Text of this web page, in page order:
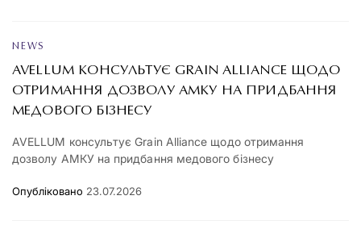
NEWS
AVELLUM КОНСУЛЬТУЄ GRAIN ALLIANCE ЩОДО
ОТРИМАННЯ ДОЗВОЛУ АМКУ НА ПРИДБАННЯ
МЕДОВОГО БІЗНЕСУ
AVELLUM консультує Grain Alliance щодо отримання
дозволу АМКУ на придбання медового бізнесу
Опубліковано 23.07.2026